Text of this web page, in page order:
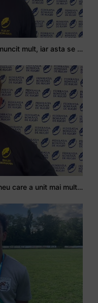
Stejarul Logan Weidner: Echipa a muncit mult, iar asta se va vedea în meciurile de la Nations Cup
Stejarul Iulian Hartig: A fost un turneu care a unit mai mult echipa